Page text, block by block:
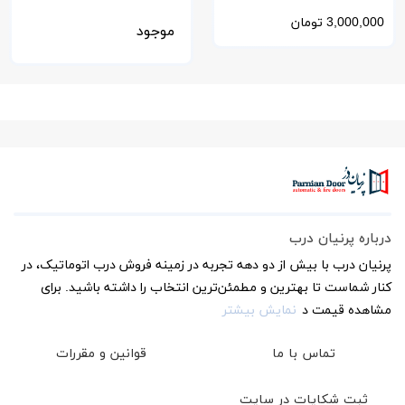
سکوریت 10 میل
3,000,000 تومان موجود
درباره پرنیان درب
پرنیان درب با بیش از دو دهه تجربه در زمینه فروش درب اتوماتیک، در
کنار شماست تا بهترین و مطمئن‌ترین انتخاب را داشته باشید. برای
مشاهده قیمت د نمایش بیشتر
تماس با ما قوانین و مقررات
ثبت شکایات در سایت